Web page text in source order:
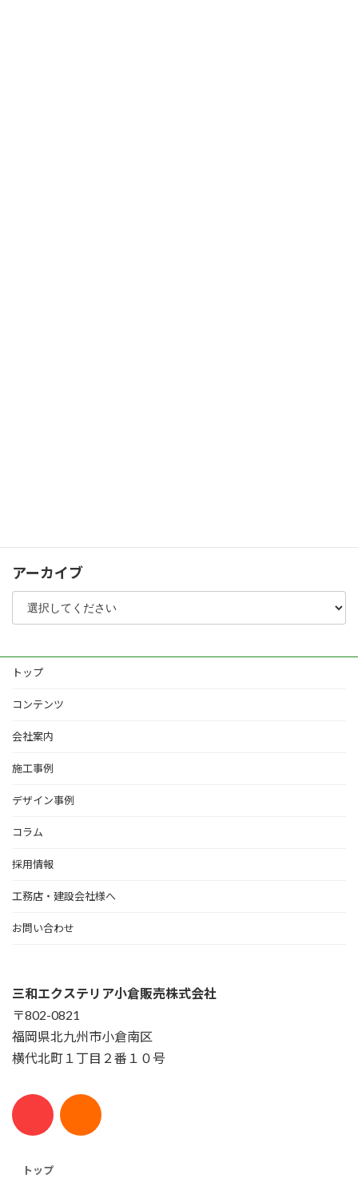
アーカイブ
トップ
コンテンツ
会社案内
施工事例
デザイン事例
コラム
採用情報
工務店・建設会社様へ
お問い合わせ
三和エクステリア小倉販売株式会社
〒802-0821
福岡県北九州市小倉南区
横代北町１丁目２番１０号
トップ